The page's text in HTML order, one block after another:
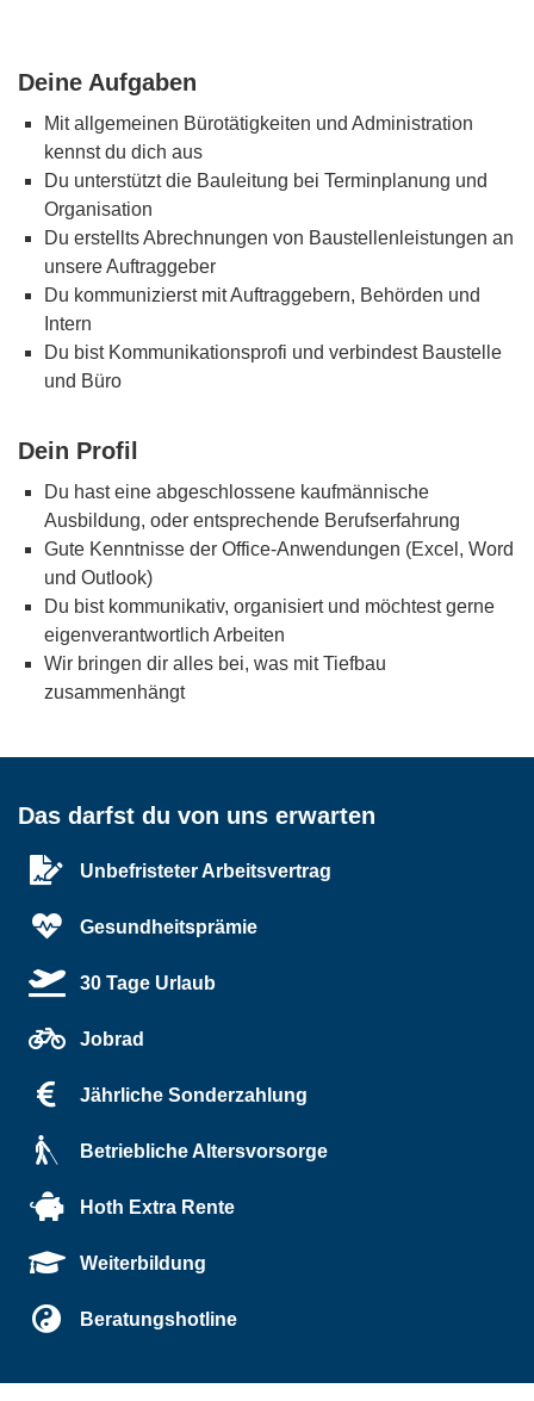
Deine Aufgaben
Mit allgemeinen Bürotätigkeiten und Administration
kennst du dich aus
Du unterstützt die Bauleitung bei Terminplanung und
Organisation
Du erstellts Abrechnungen von Baustellenleistungen an
unsere Auftraggeber
Du kommunizierst mit Auftraggebern, Behörden und
Intern
Du bist Kommunikationsprofi und verbindest Baustelle
und Büro
Dein Profil
Du hast eine abgeschlossene kaufmännische
Ausbildung, oder entsprechende Berufserfahrung
Gute Kenntnisse der Office-Anwendungen (Excel, Word
und Outlook)
Du bist kommunikativ, organisiert und möchtest gerne
eigenverantwortlich Arbeiten
Wir bringen dir alles bei, was mit Tiefbau
zusammenhängt
Das darfst du von uns erwarten
Unbefristeter Arbeitsvertrag
Gesundheitsprämie
30 Tage Urlaub
Jobrad
Jährliche Sonderzahlung
Betriebliche Altersvorsorge
Hoth Extra Rente
Weiterbildung
Beratungshotline